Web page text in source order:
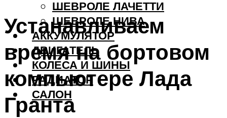
ШЕВРОЛЕ ЛАЧЕТТИ
ШЕВРОЛЕ НИВА
АККУМУЛЯТОР
ДВИГАТЕЛЬ
КОЛЕСА И ШИНЫ
РАДИАТОР
САЛОН
Устанавливаем
время на бортовом
компьютере Лада
Гранта